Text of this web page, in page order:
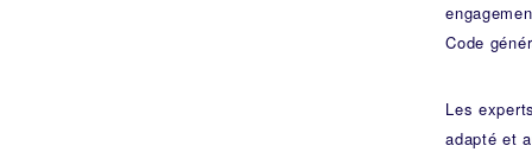
Code
Les
adapté et